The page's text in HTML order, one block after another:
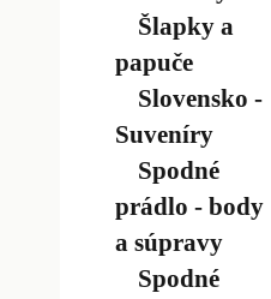
Šlapky a
papuče
Slovensko -
Suveníry
Spodné
prádlo - body
a súpravy
Spodné